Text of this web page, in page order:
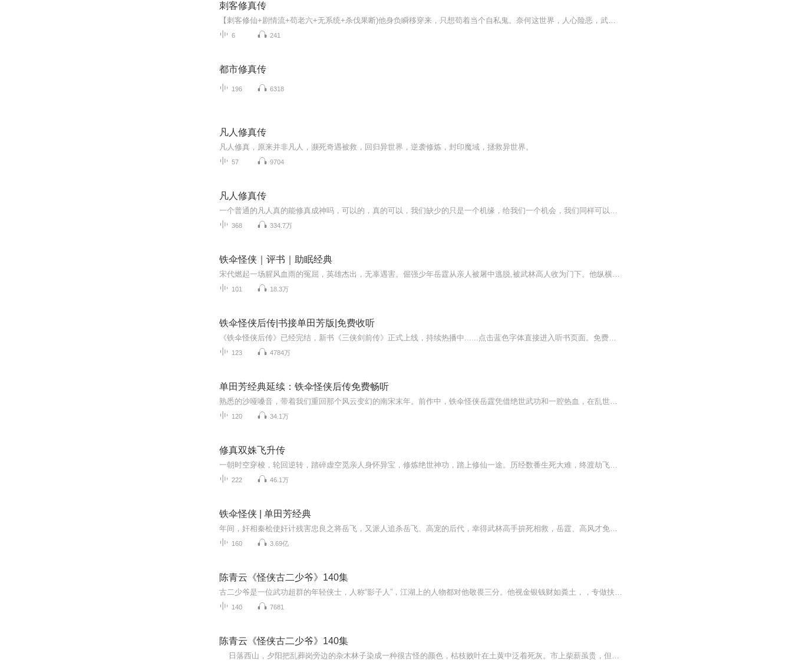
刺客修真传
【刺客修仙+剧情流+苟老六+无系统+杀伐果断)他身负瞬移穿来，只想苟着当个自私鬼。奈何这世界，人心险恶，武道凶恶暴戾，仙踪诡诈隐秘。既无净土，那便化身暗影--瞬移所至，即索命之时!直到触碰禁忌真相…这身与天地契合的本事，哪是穿越?
6 241
都市修真传
196 6318
凡人修真传
凡人修真，原来并非凡人，濒死奇遇被救，回归异世界，逆袭修炼，封印魔域，拯救异世界。
57 9704
凡人修真传
一个普通的凡人真的能修真成神吗，可以的，真的可以，我们缺少的只是一个机缘，给我们一个机会，我们同样可以修真成神。你相信吗？十二岁的井蓝第一次跟随父亲去村后的沃玛森林深处打猎，一不小心被金环蛇咬中，命悬一线，父亲无奈之下把不知名的清香野果喂给了井蓝
368 334.7万
铁伞怪侠｜评书｜助眠经典
宋代燃起一场腥风血雨的冤屈，英雄杰出，无辜遇害。倔强少年岳霆从亲人被屠中逃脱,被武林高人收为门下。他纵横四海,习得盖世武功,誓要为先人报仇。英雄携手并肩，斩除奸邪权门。铁伞怪侠第三代传人披挂征程,劫后重生的大宋,要他如何雪耻重振王朝威严?血雨...
101 18.3万
铁伞怪侠后传|书接单田芳版|免费收听
《铁伞怪侠后传》已经完结，新书《三侠剑前传》正式上线，持续热播中......点击蓝色字体直接进入听书页面。免费畅听，欢迎订阅，加关注，不迷路！！！王艺儒：一个热爱传统艺术的说书人！！！盖氏余孽今仍在，秦桧奸党尚犹存，铁伞怪侠再出战，整顿朝纲定...
123 4784万
单田芳经典延续：铁伞怪侠后传免费畅听
熟悉的沙哑嗓音，带着我们重回那个风云变幻的南宋末年。前作中，铁伞怪侠岳霆凭借绝世武功和一腔热血，在乱世崭露头角。而在后传里，局势愈发错综复杂。金国残余势力勾结江湖邪教，妄图卷土重来，南宋朝廷内忧外患，风雨飘摇。岳霆身负家仇国恨，再度扛起...
120 34.1万
修真双姝飞升传
一朝时空穿梭，轮回逆转，踏碎虚空觅亲人身怀异宝，修炼绝世神功，踏上修仙一途。历经数番生死大难，终渡劫飞升，入长生仙界。
222 46.1万
铁伞怪侠 | 单田芳经典
年间，奸相秦桧使奸计残害忠良之将岳飞，又派人追杀岳飞、高宠的后代，幸得武林高手拚死相救，岳霆、高风才免遭灭顶之灾。几经辗转，岳霆跟随武当鼻祖张三丰、铁伞先生呼延三绝习武练功，高风也被剑圣疯僧收留为徒。十几年过去，岳霆习得一身盖世武功，以...
160 3.69亿
陈青云《怪侠古二少爷》140集
古二少爷是一位武功超群的年轻侠士，人称“影子人”，江湖上的人物都对他敬畏三分。他视金银钱财如粪土，，专做扶弱锄暴的侠行。为完成师命，追回被盗的稀世珍宝“碧玉蟾蜍”，他展开了艰苦曲折的追踪，与或明或暗的劲敌进行了一次次的生死较量，最后终于...
140 7681
陈青云《怪侠古二少爷》140集
日落西山，夕阳把乱葬岗旁边的杂木林子染成一种很古怪的颜色，枯枝败叶在土黄中泛着死灰。市上柴薪虽贵，但一般贫苦人家纵使灶下没柴火举炊，也不敢到此地来捡枝拾叶，怕的是碰上邪祟，胆子再大的牧童在大人的不断告诫下也远远避开此地，所以平时罕...